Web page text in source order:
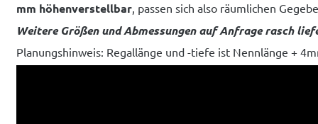
mm höhenverstellbar, passen sich also räumlichen
Weitere Größen und Abmessungen auf Anfrage rasch
Planungshinweis: Regallänge und -tiefe ist Nennlänge +